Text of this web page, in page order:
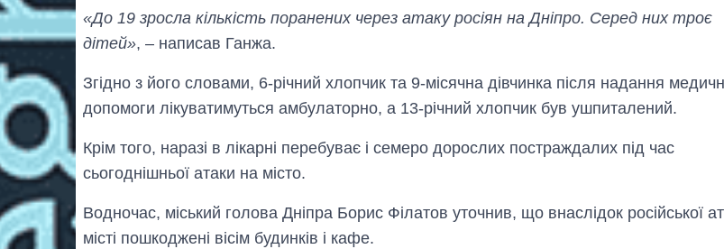
«До 19 зросла кількість поранених через атаку росіян на Дніпро. Серед них троє
дітей», – написав Ганжа.
Згідно з його словами, 6-річний хлопчик та 9-місячна дівчинка після надання
допомоги лікуватимуться амбулаторно, а 13-річний хлопчик був ушпиталений.
Крім того, наразі в лікарні перебуває і семеро дорослих постраждалих під час
сьогоднішньої атаки на місто.
Водночас, міський голова Дніпра Борис Філатов уточнив, що внаслідок російської
місті пошкоджені вісім будинків і кафе.
ударів